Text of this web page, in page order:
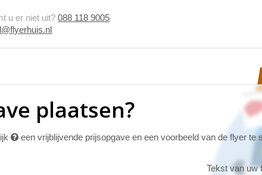
u er niet uit? 088 118 9005
plaatsen?
een vrijblijvende prijsopgave en een voorbeeld van de flyer te
Tekst van uw